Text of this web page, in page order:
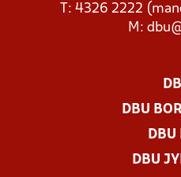
T: 4326 2222
M:
DBU
DBU
DBU